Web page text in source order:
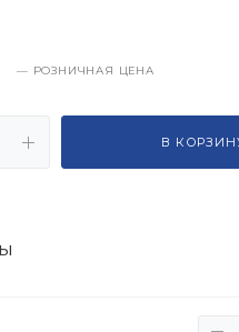
— РОЗНИЧНАЯ ЦЕНА
В